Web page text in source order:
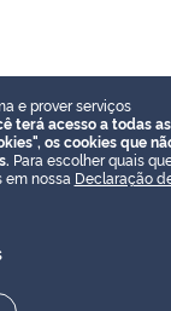
e prover serviços
terá acesso a todas as
os cookies que
Para escolher quais
em nossa Declaração